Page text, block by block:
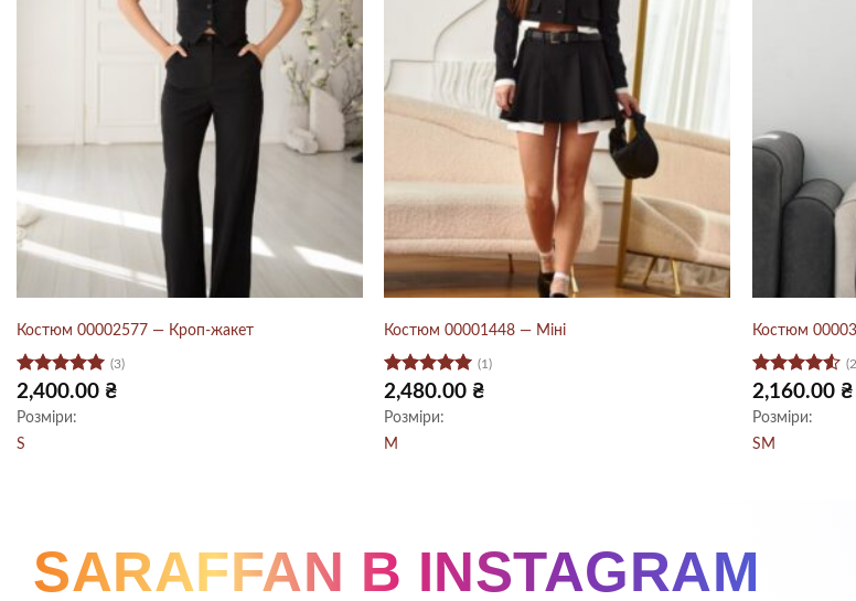
Костюм 00002577 — Кроп-жакет
Оцінено в
5 з 5
(3)
2,400.00 ₴
Розміри:
S
Костюм 00001448 — Міні
Оцінено в
5 з 5
(1)
2,480.00 ₴
Розміри:
M
Костюм
Оцінено
в
4.5
2,160.00 ₴
Розміри:
S M
SARAFFAN В INSTAGRAM